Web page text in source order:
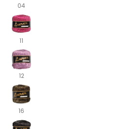
04
11
12
16